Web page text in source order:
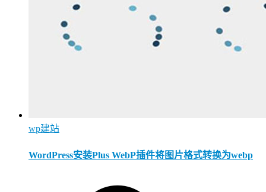
wp建站
WordPress安装Plus WebP插件将图片格式转换为webp